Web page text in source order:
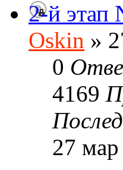
2-й этап
Oskin »
0
4169
27